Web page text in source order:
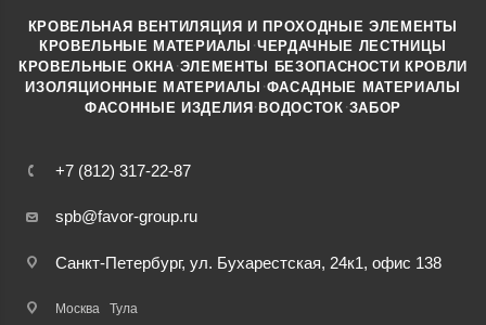
+7 (812) 317-22-87
spb@favor-group.ru
Санкт-Петербург, ул. Бухарестская, 24к1, офис 138
Москва Тула
КРОВЕЛЬНАЯ ВЕНТИЛЯЦИЯ И ПРОХОДНЫЕ ЭЛЕМЕНТЫ
КРОВЕЛЬНЫЕ МАТЕРИАЛЫ ·ЧЕРДАЧНЫЕ ЛЕСТНИЦЫ
КРОВЕЛЬНЫЕ ОКНА ·ЭЛЕМЕНТЫ БЕЗОПАСНОСТИ КРОВЛИ
ИЗОЛЯЦИОННЫЕ МАТЕРИАЛЫ ·ФАСАДНЫЕ МАТЕРИАЛЫ
ФАСОННЫЕ ИЗДЕЛИЯ·ВОДОСТОК ·ЗАБОР